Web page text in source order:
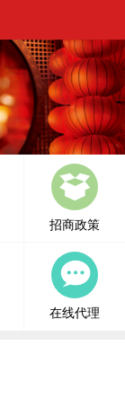
招商政策
在线代理